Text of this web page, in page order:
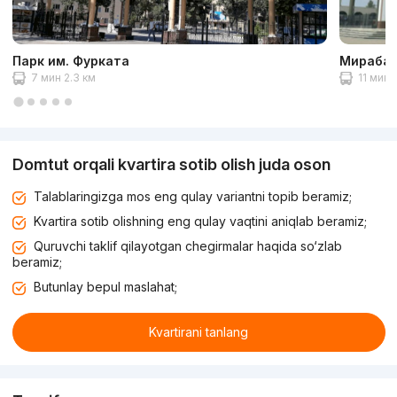
Парк им. Фурката
7 мин 2.3 км 11 мин
Domtut orqali kvartira sotib olish juda oson
Talablaringizga mos eng qulay variantni topib beramiz;
Kvartira sotib olishning eng qulay vaqtini aniqlab beramiz;
Quruvchi taklif qilayotgan chegirmalar haqida so‘zlab
beramiz;
Butunlay bepul maslahat;
Kvartirani tanlang